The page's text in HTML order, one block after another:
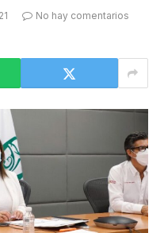
No hay comentarios